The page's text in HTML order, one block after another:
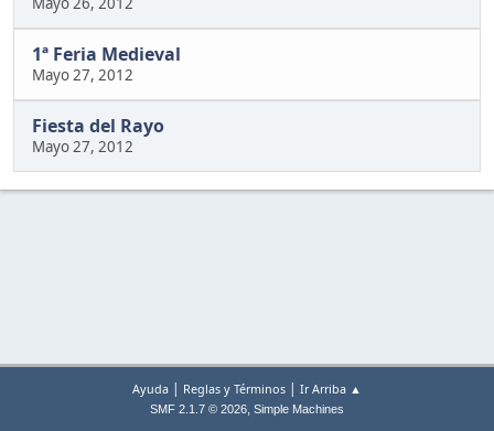
1ª Feria Medieval
Mayo 27, 2012
Fiesta del Rayo
Mayo 27, 2012
Ayuda | Reglas y Términos | Ir Arriba ▲
SMF 2.1.7 © 2026, Simple Machines